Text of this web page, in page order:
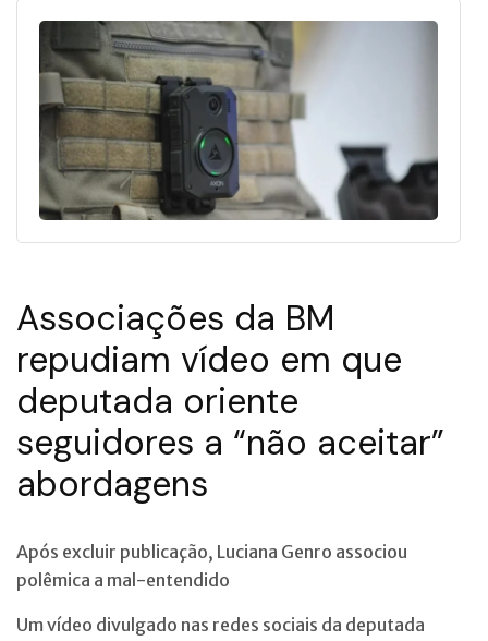
Associações da BM
repudiam vídeo em que
deputada oriente
seguidores a “não aceitar”
abordagens
Após excluir publicação, Luciana Genro associou
polêmica a mal-entendido
Um vídeo divulgado nas redes sociais da deputada